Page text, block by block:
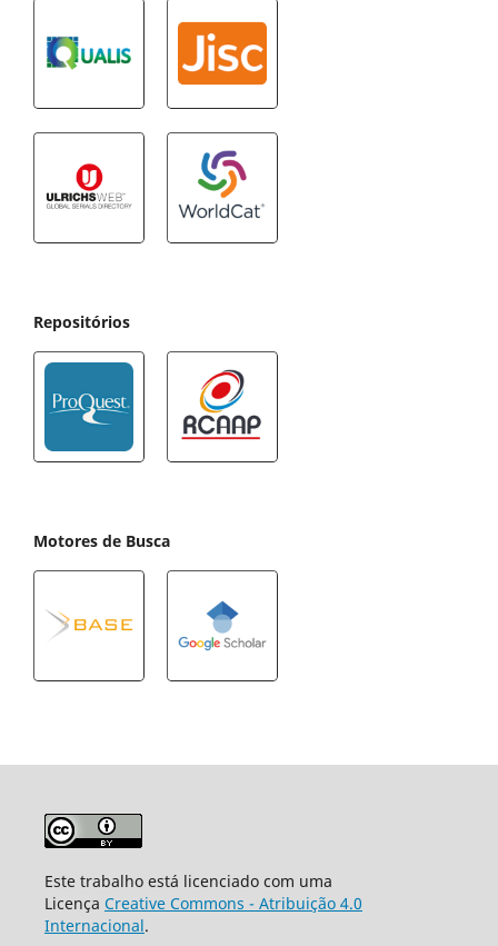
Repositórios
Motores de Busca
Este trabalho está licenciado com uma
Licença Creative Commons - Atribuição 4.0
Internacional.